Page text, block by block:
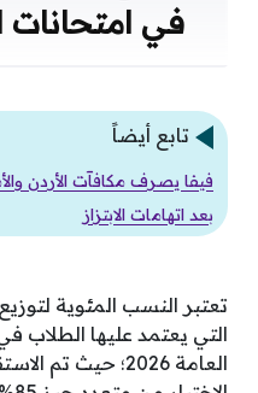
في امتحانات
تابع أيضاً
فيفا يصرف مكافآت الأردن
بعد اتهامات الابتزاز
تعتبر النسب المئوية
التي يعتمد عليها الطلاب
العامة 2026؛ حيث